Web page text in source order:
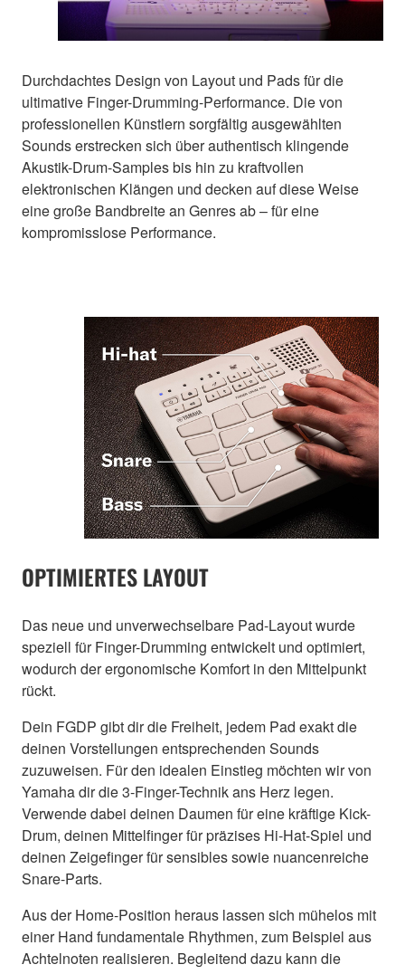
Durchdachtes Design von Layout und Pads für die
ultimative Finger-Drumming-Performance. Die von
professionellen Künstlern sorgfältig ausgewählten
Sounds erstrecken sich über authentisch klingende
Akustik-Drum-Samples bis hin zu kraftvollen
elektronischen Klängen und decken auf diese Weise
eine große Bandbreite an Genres ab – für eine
kompromisslose Performance.
OPTIMIERTES LAYOUT
Das neue und unverwechselbare Pad-Layout wurde
speziell für Finger-Drumming entwickelt und optimiert,
wodurch der ergonomische Komfort in den Mittelpunkt
rückt.
Dein FGDP gibt dir die Freiheit, jedem Pad exakt die
deinen Vorstellungen entsprechenden Sounds
zuzuweisen. Für den idealen Einstieg möchten wir von
Yamaha dir die 3-Finger-Technik ans Herz legen.
Verwende dabei deinen Daumen für eine kräftige Kick-
Drum, deinen Mittelfinger für präzises Hi-Hat-Spiel und
deinen Zeigefinger für sensibles sowie nuancenreiche
Snare-Parts.
Aus der Home-Position heraus lassen sich mühelos mit
einer Hand fundamentale Rhythmen, zum Beispiel aus
Achtelnoten realisieren. Begleitend dazu kann die